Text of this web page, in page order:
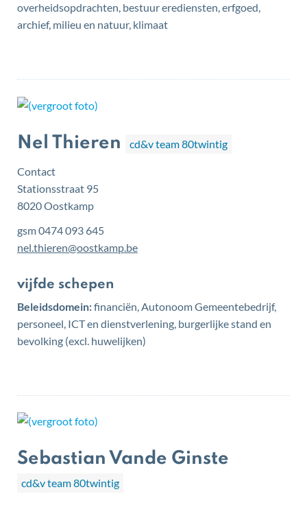
overheidsopdrachten, bestuur erediensten, erfgoed,
archief, milieu en natuur, klimaat
Nel Thieren cd&v team 80twintig
Contact
Stationsstraat 95
,8020Oostkamp
gsm 0474 093 645
E-
nel.thieren@oostkamp.be
Functies
vijfde schepen
Beleidsdomein:financiën, Autonoom Gemeentebedrijf,
personeel, ICT en dienstverlening, burgerlijke stand en
bevolking (excl. huwelijken)
Sebastian Vande Ginste
cd&v team 80twintig